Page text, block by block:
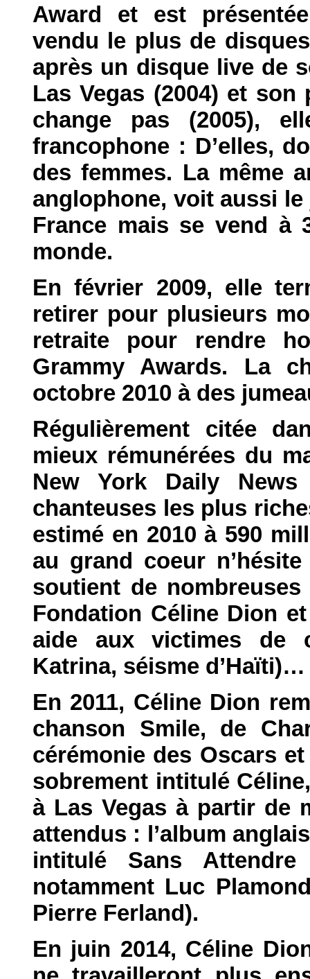
Award et est
vendu le plus de
après un disque live de
Las Vegas (2004) et
change pas (2005),
francophone : D’elles,
des femmes. La même
anglophone, voit aussi
France mais se vend à
monde.
En février 2009, elle
retirer pour plusieurs
retraite pour rendre
Grammy Awards. La
octobre 2010 à des
Régulièrement citée
mieux rémunérées du
New York Daily
chanteuses les plus
estimé en 2010 à 590
au grand coeur
soutient de
Fondation Céline Dion
aide aux victimes de
Katrina, séisme d’Haïti)…
En 2011, Céline Dion
chanson Smile, de
cérémonie des Oscars
sobrement intitulé
à Las Vegas à partir de
attendus : l’album
intitulé Sans
notamment Luc
Pierre Ferland).
En juin 2014, Céline